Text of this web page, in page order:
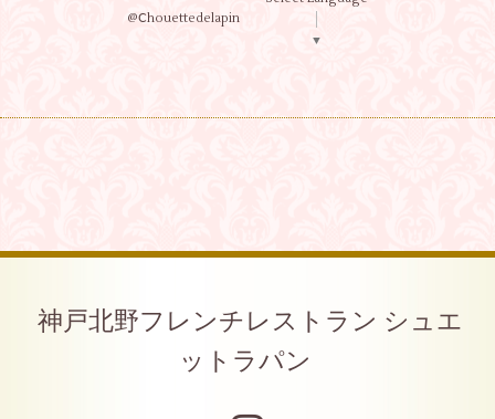
@Ⅽhouettedelapin
▼
神戸北野フレンチレストラン シュエ
ットラパン